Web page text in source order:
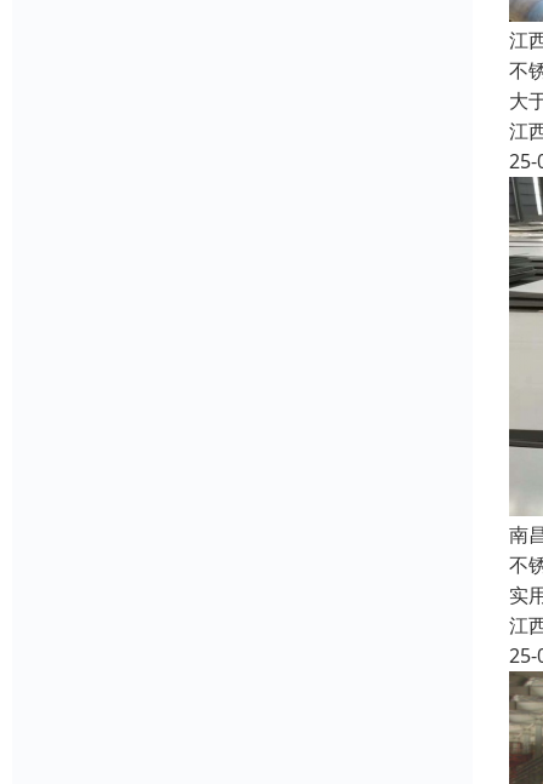
江
不
大
江
25-
南
不
实
江
25-